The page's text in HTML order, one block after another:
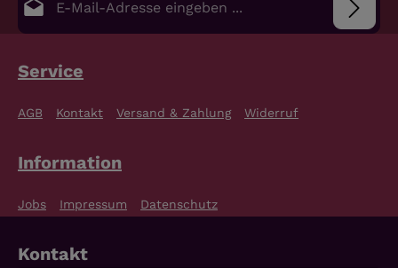
Ich habe dieDatenschutzbestimmungen
mit ihnen einverstanden.
Die mit einem Stern (*) markierten Felder sind
Service
AGB Kontakt Versand & Zahlung Widerruf
Information
Jobs Impressum Datenschutz
Kontakt